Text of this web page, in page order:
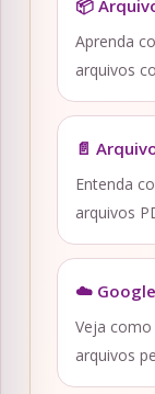
📦
Aprenda
arquivos
📄
Entenda
arquivos
☁️
Veja
arquivos